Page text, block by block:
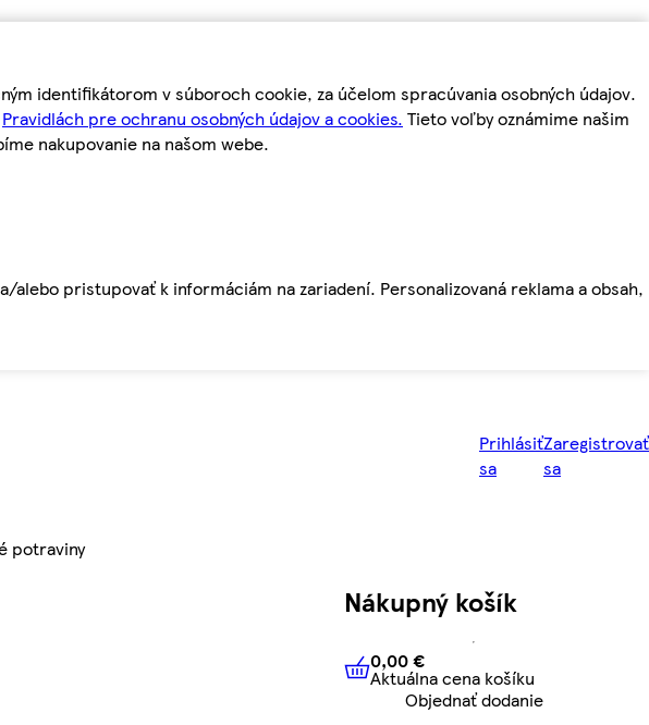
identifikátorom v súboroch cookie, za účelom spracúvania osobných údajov.
Pravidlách pre ochranu osobných údajov a cookies. Tieto voľby oznámime našim
nakupovanie na našom webe.
pristupovať k informáciám na zariadení. Personalizovaná reklama a obsah,
Prihlásiť
sa
Zaregistrovať
sa
potraviny
Nákupný košík
0,00 € Aktuálna cena košíku
0,00 €
Aktuálna cena košíku
Objednať dodanie